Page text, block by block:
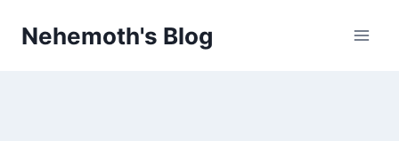
Nehemoth's Blog